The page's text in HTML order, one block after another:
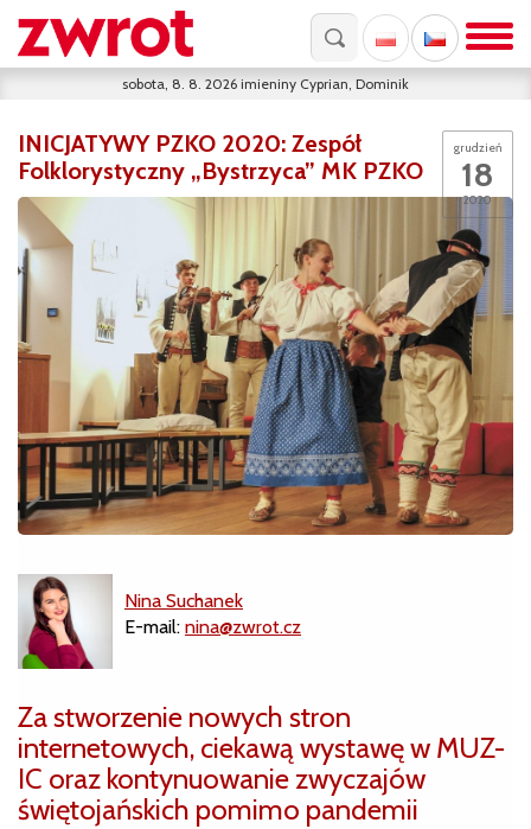
sobota, 8. 8. 2026 imieniny Cyprian, Dominik
grudzień
18
2020
INICJATYWY PZKO 2020: Zespół
Folklorystyczny „Bystrzyca” MK PZKO
Nina Suchanek
E-mail: nina@zwrot.cz
Za stworzenie nowych stron
internetowych, ciekawą wystawę w MUZ-
IC oraz kontynuowanie zwyczajów
świętojańskich pomimo pandemii